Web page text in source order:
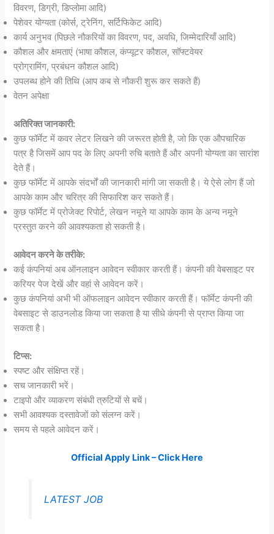
विवरण, डिग्री, डिप्लोमा आदि)
पेशेवर योग्यता (कोर्स, ट्रेनिंग, सर्टिफिकेट आदि)
कार्य अनुभव (पिछले नौकरियों का विवरण, पद, अवधि, जिम्मेदारियाँ आदि)
कौशल और क्षमताएं (भाषा कौशल, कंप्यूटर कौशल, सॉफ्टवेयर
प्रोग्रामिंग, प्रबंधन कौशल आदि)
उपलब्ध होने की तिथि (आप कब से नौकरी शुरू कर सकते हैं)
वेतन अपेक्षा
अतिरिक्त जानकारी:
कुछ फॉर्मेट में कवर लेटर लिखने की जरूरत होती है, जो कि एक औपचारिक
पत्र है जिसमें आप पद के लिए अपनी रुचि बताते हैं और अपनी योग्यता का सारांश
देते हैं।
कुछ फॉर्मेट में आपके संदर्भों की जानकारी मांगी जा सकती है। ये ऐसे लोग हैं जो
आपके काम और चरित्र की सिफारिश कर सकते हैं।
कुछ फॉर्मेट में प्रोजेक्ट रिपोर्ट, लेखन नमूने या आपके काम के अन्य नमूने
प्रस्तुत करने की आवश्यकता हो सकती है।
आवेदन करने के तरीके:
कई कंपनियां अब ऑनलाइन आवेदन स्वीकार करती हैं। कंपनी की वेबसाइट पर
करियर पेज देखें और वहां से आवेदन करें।
कुछ कंपनियां अभी भी ऑफलाइन आवेदन स्वीकार करती हैं। फॉर्मेट कंपनी की
वेबसाइट से डाउनलोड किया जा सकता है या सीधे कंपनी से प्राप्त किया जा
सकता है।
टिप्स:
स्पष्ट और संक्षिप्त रहें।
सच जानकारी भरें।
टाइपो और व्याकरण संबंधी त्रुटियों से बचें।
सभी आवश्यक दस्तावेजों को संलग्न करें।
समय से पहले आवेदन करें।
Official Apply Link – Click Here
LATEST JOB